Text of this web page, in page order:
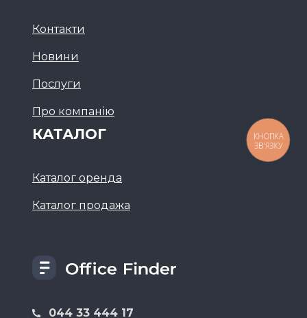
044 33 444 17
Контакти
Новини
Послуги
Про компанію
КАТАЛОГ
Каталог оренда
Каталог продажа
КНОПКА
ЗВ'ЯЗКУ